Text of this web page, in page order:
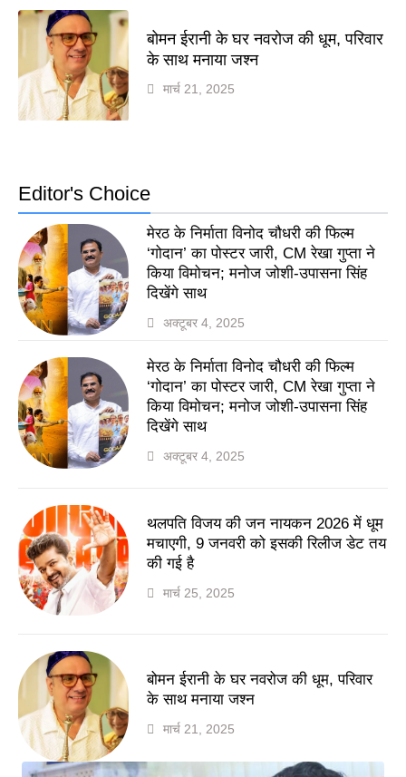
बोमन ईरानी के घर नवरोज की धूम, परिवार
के साथ मनाया जश्न
मार्च 21, 2025
Editor's Choice
मेरठ के निर्माता विनोद चौधरी की फिल्म
‘गोदान’ का पोस्टर जारी, CM रेखा गुप्ता ने
किया विमोचन; मनोज जोशी-उपासना सिंह
दिखेंगे साथ
अक्टूबर 4, 2025
मेरठ के निर्माता विनोद चौधरी की फिल्म
‘गोदान’ का पोस्टर जारी, CM रेखा गुप्ता ने
किया विमोचन; मनोज जोशी-उपासना सिंह
दिखेंगे साथ
अक्टूबर 4, 2025
थलपति विजय की जन नायकन 2026 में धूम
मचाएगी, 9 जनवरी को इसकी रिलीज डेट तय
की गई है
मार्च 25, 2025
बोमन ईरानी के घर नवरोज की धूम, परिवार
के साथ मनाया जश्न
मार्च 21, 2025